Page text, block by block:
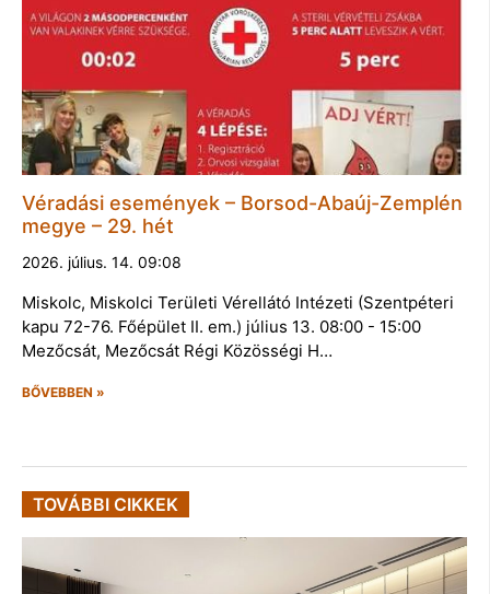
Véradási események – Borsod-Abaúj-Zemplén
megye – 29. hét
2026. július. 14. 09:08
Miskolc, Miskolci Területi Vérellátó Intézeti (Szentpéteri
kapu 72-76. Főépület II. em.) július 13. 08:00 - 15:00
Mezőcsát, Mezőcsát Régi Közösségi H…
BŐVEBBEN »
TOVÁBBI CIKKEK